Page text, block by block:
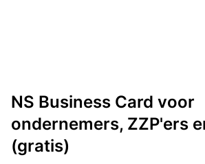
NS Business Card voor
ondernemers, ZZP'ers
(gratis)